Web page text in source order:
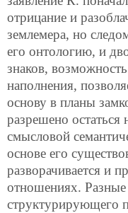
отрицание и
землемера, но
его онтологию, и
знаков,
наполнения,
основу в планы
разрешено остаться
смысловой
основе его
разворачивается и
отношениях.
структурирующего